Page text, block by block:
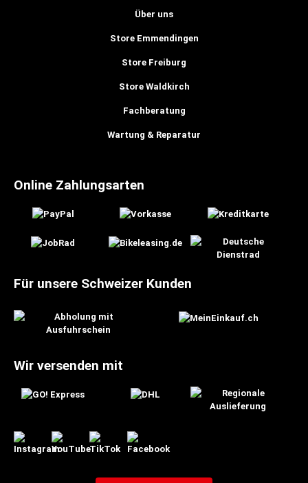
Über uns
Store Emmendingen
Store Freiburg
Store Waldkirch
Fachberatung
Wartung & Reparatur
Online Zahlungsarten
Für unsere Schweizer Kunden
Wir versenden mit